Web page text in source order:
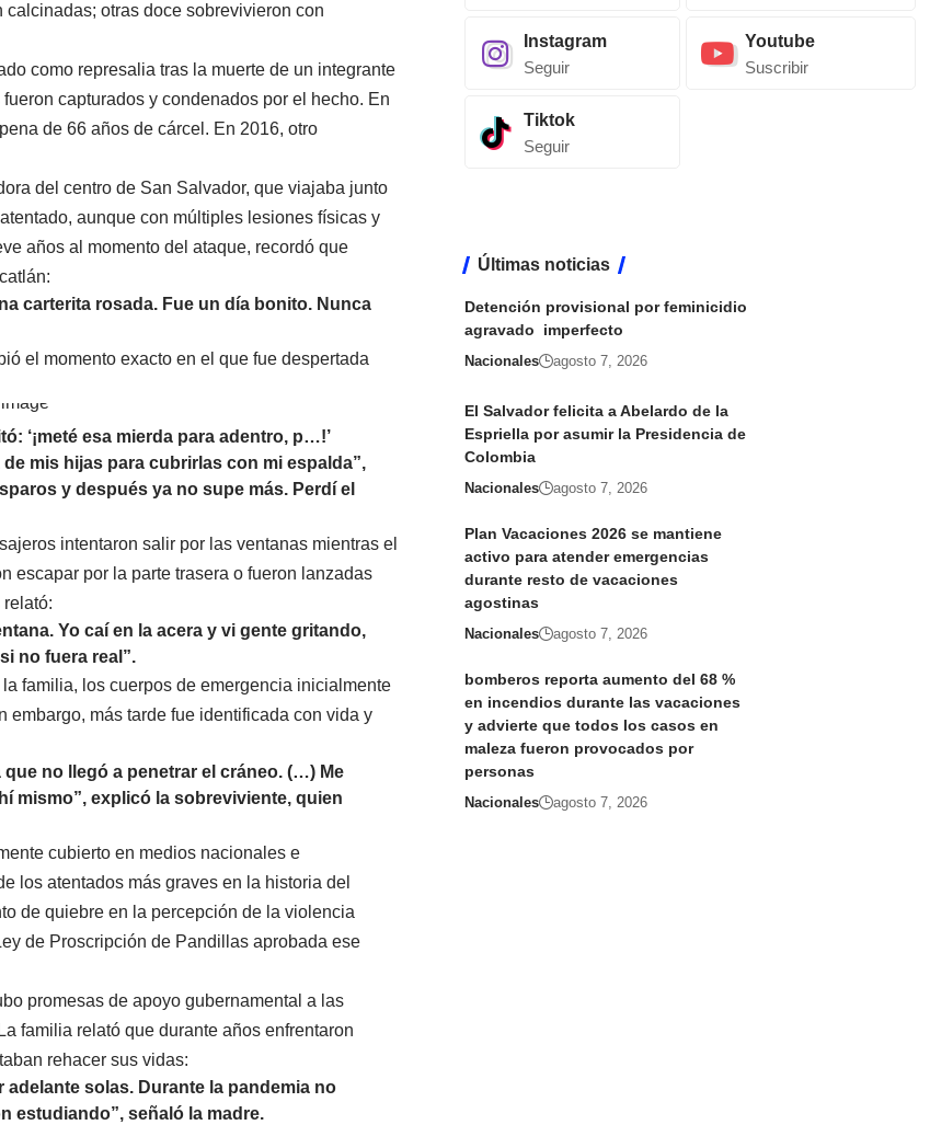
otras doce sobrevivieron con
como represalia tras la muerte de un integrante
capturados y condenados por el hecho. En
de 66 años de cárcel. En 2016, otro
del centro de San Salvador, que viajaba junto
aunque con múltiples lesiones físicas y
años al momento del ataque, recordó que
carterita rosada. Fue un día bonito. Nunca
el momento exacto en el que fue despertada
‘¡meté esa mierda para adentro, p…!’
mis hijas para cubrirlas con mi espalda”,
y después ya no supe más. Perdí el
intentaron salir por las ventanas mientras el
escapar por la parte trasera o fueron lanzadas
Yo caí en la acera y vi gente gritando,
no fuera real”.
familia, los cuerpos de emergencia inicialmente
más tarde fue identificada con vida y
no llegó a penetrar el cráneo. (…) Me
mismo”, explicó la sobreviviente, quien
cubierto en medios nacionales e
los atentados más graves en la historia del
de quiebre en la percepción de la violencia
de Proscripción de Pandillas aprobada ese
promesas de apoyo gubernamental a las
familia relató que durante años enfrentaron
rehacer sus vidas:
solas. Durante la pandemia no
estudiando”, señaló la madre.
Instagram
Seguir
Youtube
Suscribir
Tiktok
Seguir
Últimas noticias
Detención provisional por feminicidio
agravado imperfecto
Nacionales agosto 7, 2026
El Salvador felicita a Abelardo de la
Espriella por asumir la Presidencia de
Colombia
Nacionales agosto 7, 2026
Plan Vacaciones 2026 se mantiene
activo para atender emergencias
durante resto de vacaciones
agostinas
Nacionales agosto 7, 2026
bomberos reporta aumento del 68 %
en incendios durante las vacaciones
y advierte que todos los casos en
maleza fueron provocados por
personas
Nacionales agosto 7, 2026